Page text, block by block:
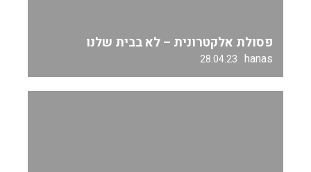
פסולת אלקטרונית – לא בבית שלנו
hanas
28.04.23